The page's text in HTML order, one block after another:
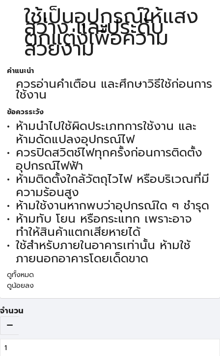
ใช้เป็นอุปกรณ์ให้แสง
สว่าง และประดับ
ตกแต่งเพื่อความ
สวยงาม
คำแนะนำ
ควรอ่านคำเตือน และศึกษาวิธีใช้ก่อนการ
ใช้งาน
ข้อควรระวัง
ห้ามนำไปใช้ผิดประเภทการใช้งาน และ
ห้ามดัดแปลงอุปกรณ์ไฟ
ควรปิดสวิตช์ไฟทุกครั้งก่อนการติดตั้ง
อุปกรณ์ไฟฟ้า
ห้ามติดตั้งใกล้วัตถุไวไฟ หรือบริเวณที่มี
ความร้อนสูง
ห้ามใช้งานหากพบว่าอุปกรณ์ใด ๆ ชำรุด
ห้ามทับ โยน หรือกระแทก เพราะอาจ
ทำให้สินค้าแตกเสียหายได้
ใช้สำหรับภายในอาคารเท่านั้น ห้ามใช้
ภายนอกอาคารโดยเด็ดขาด
ดูทั้งหมด
ดูน้อยลง
จำนวน